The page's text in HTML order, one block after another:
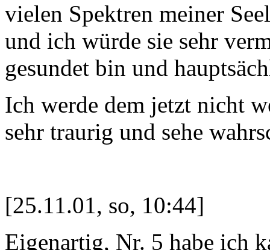
vielen Spektren meiner
und ich würde sie sehr
gesundet bin und
Ich werde dem jetzt nicht
sehr traurig und sehe
[25.11.01, so, 10:44]
Eigenartig, Nr. 5 habe ich